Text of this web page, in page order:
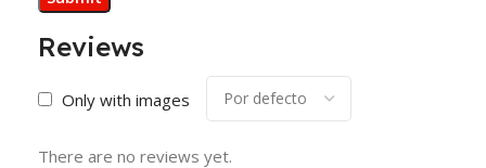
Reviews
Only with images
There are no reviews yet.